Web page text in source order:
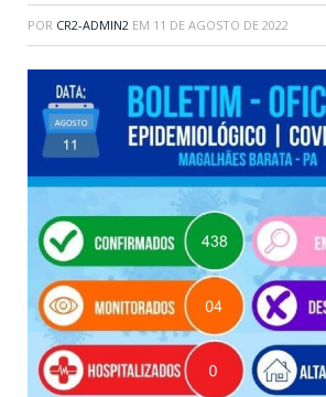
POR CR2-ADMIN2 EM 11 DE AGOSTO DE 2022